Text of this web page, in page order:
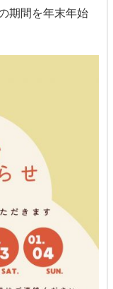
期間を年末年始